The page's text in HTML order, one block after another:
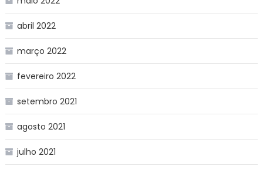
abril 2022
março 2022
fevereiro 2022
setembro 2021
agosto 2021
julho 2021